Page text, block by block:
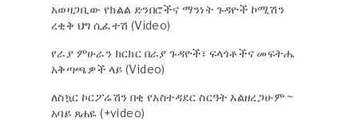
አወዛጋቢው የክልል ድንበሮችና ማንነት ጉዳዮች ኮሚሽን
ረቂቅ ህግ ሲፈተሽ (Video)
የራያ ምሁራን ክርክር በራያ ጉዳዮች፣ ፍላጎቶችና መፍትሔ
አቅጣጫዎች ላይ (Video)
ለስኳር ኮርፖሬሽን በቂ የአስተዳደር ስርዓት አልዘረጋሁም ~
አባይ ጸሐዬ (+video)